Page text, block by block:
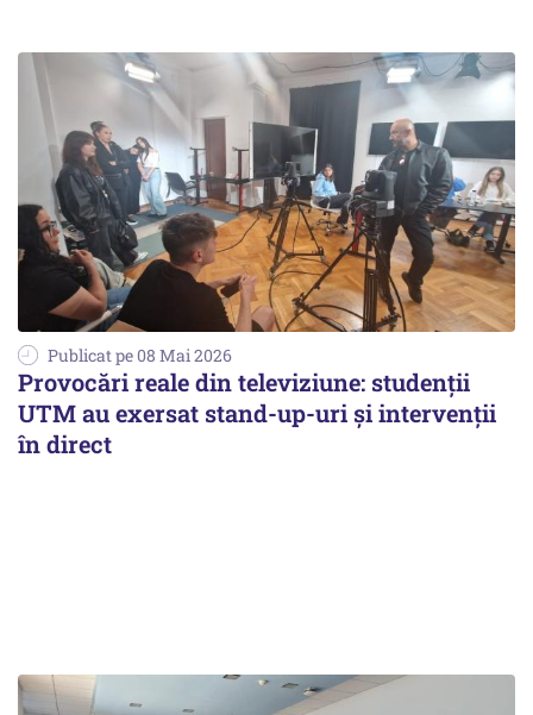
Publicat pe 08 Mai 2026
Provocări reale din televiziune: studenții
UTM au exersat stand-up-uri și intervenții
în direct